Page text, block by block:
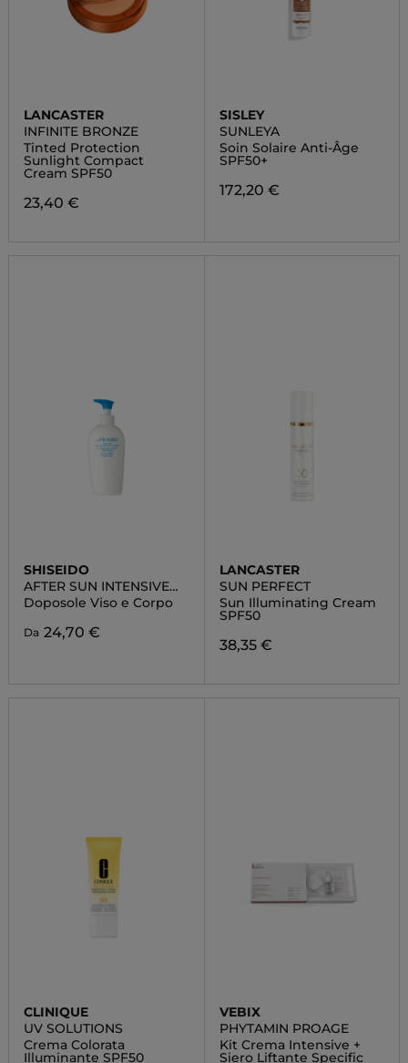
LANCASTER
INFINITE BRONZE
Tinted Protection
Sunlight Compact
Cream SPF50
23,40 €
SISLEY
SUNLEYA
Soin Solaire Anti-Âge
SPF50+
172,20 €
SHISEIDO
AFTER SUN INTENSIVE
RECOVERY EMULSION
Doposole Viso e Corpo
Da 24,70 €
LANCASTER
SUN PERFECT
Sun Illuminating Cream
SPF50
38,35 €
CLINIQUE
UV SOLUTIONS
Crema Colorata
Illuminante SPF50
VEBIX
PHYTAMIN PROAGE
Kit Crema Intensive +
Siero Liftante Specific